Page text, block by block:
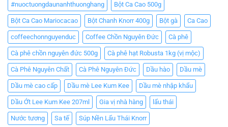
#nuoctuongdaunanhthuonghang Bột Ca Cao 500g
Bột Ca Cao Mariocacao Bột Chanh Knorr 400g Bột gà Ca Cao
coffeechonnguyenduc Coffee Chồn Nguyên Đức Cà phê
Cà phê chồn nguyên đức 500g Cà phê hạt Robusta 1kg (vị mộc)
Cà Phê Nguyên Chất Cà Phê Nguyên Đức Dầu hào Dầu mè
Dầu mè cao cấp Dầu mè Lee Kum Kee Dầu mè nhập khẩu
Dầu Ớt Lee Kum Kee 207ml Gia vị nhà hàng lẩu thái
Nước tương Sa tế Súp Nền Lẩu Thái Knorr